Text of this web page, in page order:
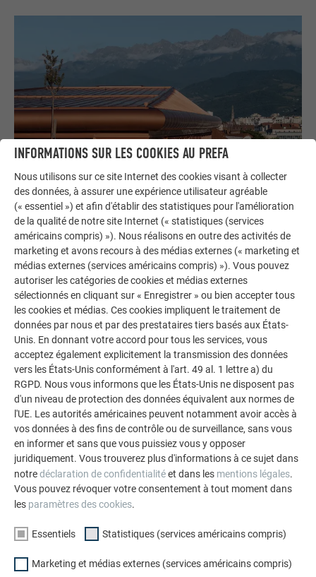
UN TRAVAIL D’ORFÈVRE SUR LES MEMBRONS
L’entrepriseSDCCs’est particulièrement distinguée dans la
réalisation des membrons, ces bandeaux arrondis en bas de
toiture, véritables éléments signatures du projet. Pour
obtenir ces formes complexes, les couvreurs ont façonné
des goussets en CTBX, recouverts de voliges plaquées en
linéaire, avant de poser les feuilles d’aluminium PREFA.
Le tout s’intègre parfaitement aux cinq bandeaux horizontaux
qui ponctuent la façade, rappelant les corniches des
bâtiments d’autrefois, dans une version réinterprétée et
contemporaine.
INFORMATIONS SUR LES COOKIES AU PREFA
Nous utilisons sur ce site Internet des cookies visant à collecter
des données, à assurer une expérience utilisateur agréable
(« essentiel ») et afin d'établir des statistiques pour l'amélioration
de la qualité de notre site Internet (« statistiques (services
américains compris) »). Nous réalisons en outre des activités de
marketing et avons recours à des médias externes (« marketing et
médias externes (services américains compris) »). Vous pouvez
autoriser les catégories de cookies et médias externes
sélectionnés en cliquant sur « Enregistrer » ou bien accepter tous
les cookies et médias. Ces cookies impliquent le traitement de
données par nous et par des prestataires tiers basés aux États-
Unis. En donnant votre accord pour tous les services, vous
acceptez également explicitement la transmission des données
vers les États-Unis conformément à l'art. 49 al. 1 lettre a) du
RGPD. Nous vous informons que les États-Unis ne disposent pas
d'un niveau de protection des données équivalent aux normes de
l'UE. Les autorités américaines peuvent notamment avoir accès à
vos données à des fins de contrôle ou de surveillance, sans vous
en informer et sans que vous puissiez vous y opposer
juridiquement. Vous trouverez plus d'informations à ce sujet dans
notredéclaration de confidentialitéet dans les mentions légales.
Vous pouvez révoquer votre consentement à tout moment dans
les paramètres des cookies.
Essentiels Statistiques (services américains compris)
Marketing et médias externes (services américains compris)